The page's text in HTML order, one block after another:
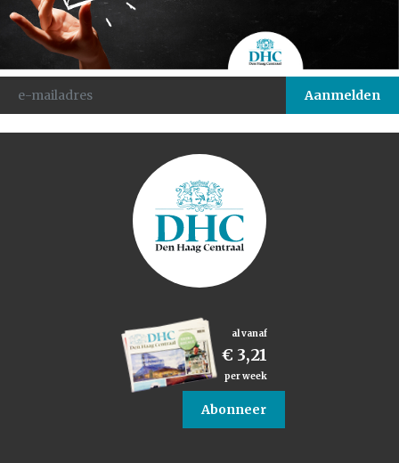
al vanaf
€ 3,21
per week
Abonneer